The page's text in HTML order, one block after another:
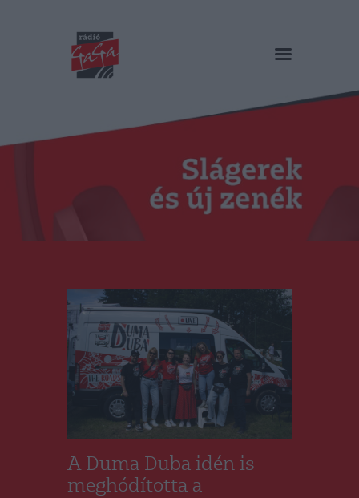
RÁDIÓ GAGA
Műsorok
Duma Duba
Podcast és videók
Stáb
Kapcsolat
RO
A Duma Duba idén is
meghódította a